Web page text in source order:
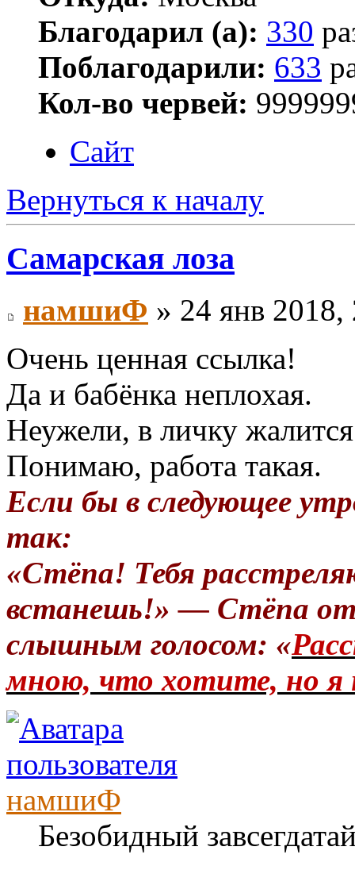
Благодарил (а): 330
Поблагодарили: 633
Кол-во червей:
Сайт
Вернуться к началу
Самарская лоза
намшиФ » 24 янв 2018,
Очень ценная ссылка!
Да и бабёнка неплохая.
Неужели, в личку
Понимаю, работа такая.
Если бы в следующее
так:
«Стёпа! Тебя
встанешь!» — Стёпа
слышным голосом: «
мною, что хотите, но я
намшиФ
Безобидный